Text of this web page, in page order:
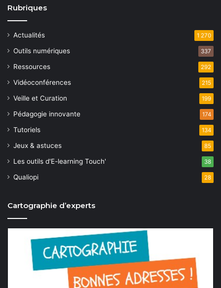
Rubriques
Actualités 1 270
Outils numériques 337
Ressources 292
Vidéoconférences 215
Veille et Curation 199
Pédagogie innovante 174
Tutoriels 134
Jeux & astuces 85
Les outils d'E-learning Touch' 38
Qualiopi 28
Cartographie d’experts